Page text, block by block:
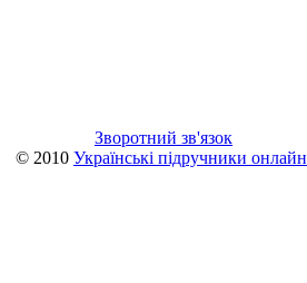
Зворотний зв'язок
© 2010 Українські підручники онлайн